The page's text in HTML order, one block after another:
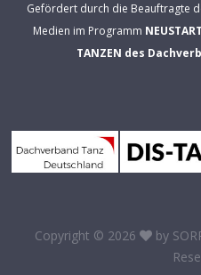
Gefördert durch die Beauftragte
Medien im Programm
TANZEN des
Copyright © 2026 by